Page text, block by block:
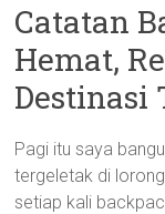
Catatan
Hemat,
Destinasi
Pagi itu saya
tergeletak di
setiap kali